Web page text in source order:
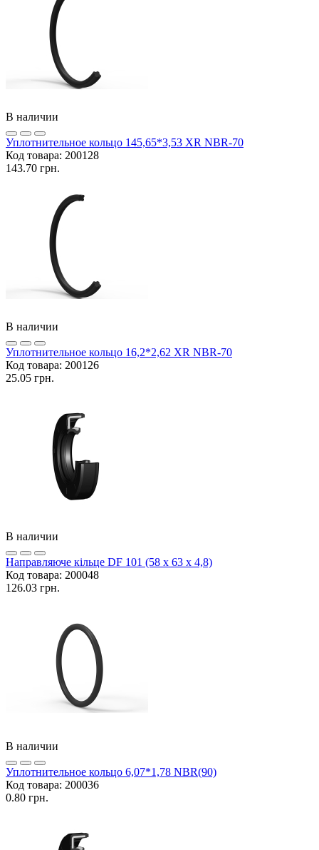
В наличии
Уплотнительное кольцо 145,65*3,53 XR NBR-70
Код товара: 200128
143.70 грн.
В наличии
Уплотнительное кольцо 16,2*2,62 XR NBR-70
Код товара: 200126
25.05 грн.
В наличии
Направляюче кільце DF 101 (58 x 63 x 4,8)
Код товара: 200048
126.03 грн.
В наличии
Уплотнительное кольцо 6,07*1,78 NBR(90)
Код товара: 200036
0.80 грн.